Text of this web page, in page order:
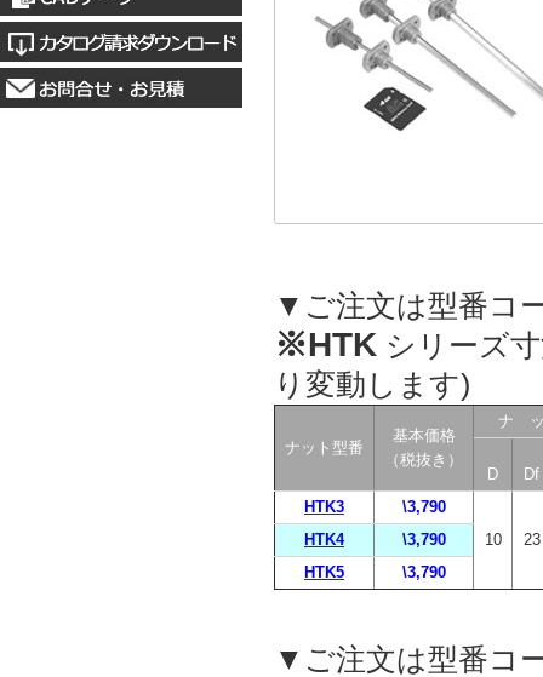
▼ご注文は型番コ
※HTK シリーズ
り変動します)
ナット型番
基本価格
（税抜き）
ナ
D
Df
HTK3
\3,790
10
23
HTK4
\3,790
HTK5
\3,790
▼ご注文は型番コ